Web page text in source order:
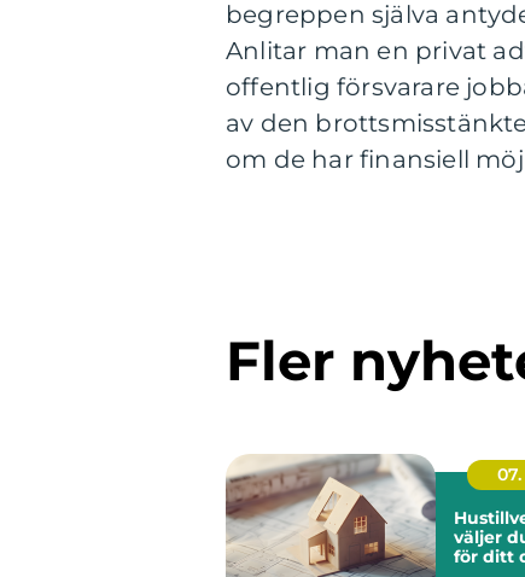
begreppen själva
Anlitar man en privat
offentlig försvarare
av den
om de har finansiell
Fler
väljer
för ditt